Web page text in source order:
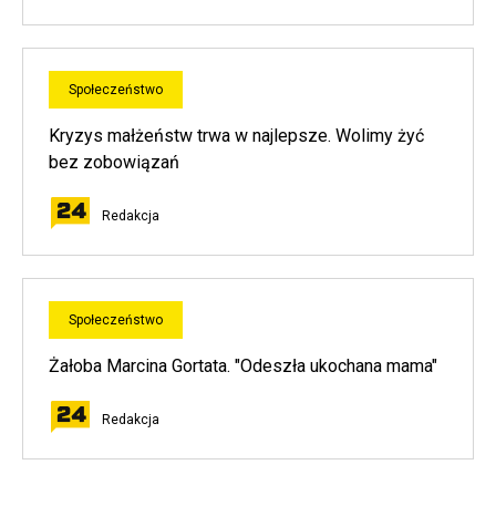
Społeczeństwo
Kryzys małżeństw trwa w najlepsze. Wolimy żyć
bez zobowiązań
Redakcja
Społeczeństwo
Żałoba Marcina Gortata. "Odeszła ukochana mama"
Redakcja